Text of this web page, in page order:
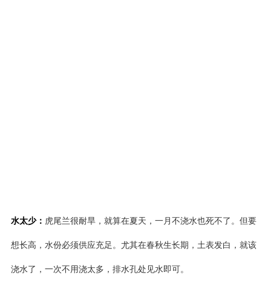
水太少： 虎尾兰很耐旱，就算在夏天，一月不浇水也死不了。但要
想长高，水份必须供应充足。尤其在春秋生长期，土表发白，就该
浇水了，一次不用浇太多，排水孔处见水即可。